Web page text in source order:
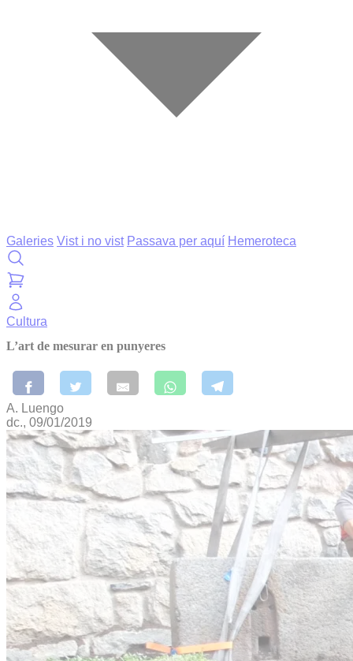
Galeries Vist i no vist Passava per aquí Hemeroteca
Cultura
L’art de mesurar en punyeres
A. Luengo
dc., 09/01/2019